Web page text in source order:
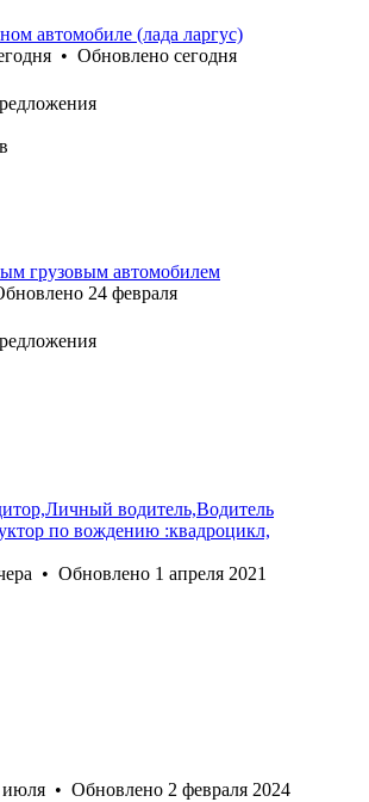
автомобиле (лада ларгус)
• Обновлено сегодня
грузовым автомобилем
24 февраля
водитель,Водитель
по вождению :квадроцикл,
• Обновлено 1 апреля 2021
июля • Обновлено 2 февраля 2024